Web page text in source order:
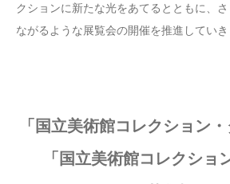
クションに新たな光をあてるとともに、
ながるような展覧会の開催を推進していき
「国立美術館コレクション・
「国立美術館コレクショ